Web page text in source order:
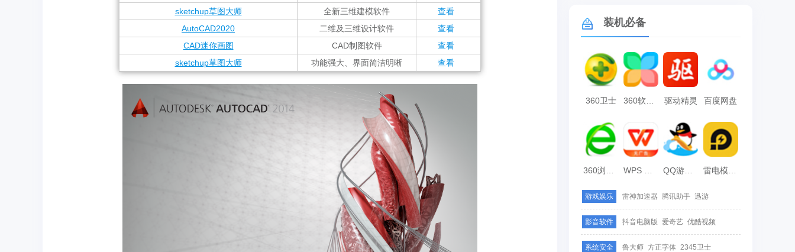
sketchup草图大师
全新三维建模软件
查看
AutoCAD2020
二维及三维设计软件
查看
CAD迷你画图
CAD制图软件
查看
sketchup草图大师
功能强大、界面简洁明晰 查看
装机必备
360卫士 360软件管家 驱动精灵 百度网盘
雷电模拟器
游戏娱乐 雷神加速器 腾讯助手 迅游
影音软件 抖音电脑版 爱奇艺 优酷视频
系统安全 鲁大师 方正字体 2345卫士